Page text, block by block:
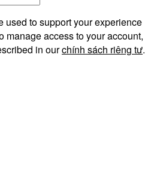
used to support your experience
manage access to your account,
in ourchính sách riêng tư.